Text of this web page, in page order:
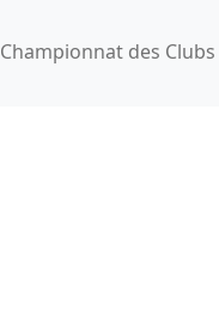
Championnat des Clubs